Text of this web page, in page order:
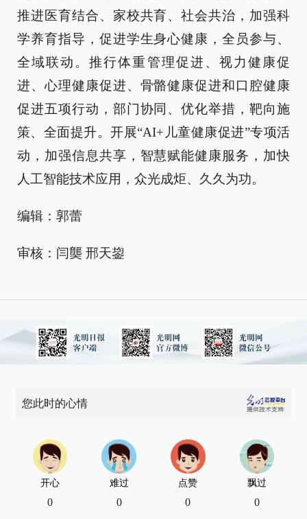
推进医育结合、家校共育、社会共治，加强科
学养育指导，促进学生身心健康，全员参与、
全域联动。推行体重管理促进、视力健康促
进、心理健康促进、骨骼健康促进和口腔健康
促进五项行动，部门协同、优化举措，靶向施
策、全面提升。开展“AI+儿童健康促进”专项活
动，加强信息共享，智慧赋能健康服务，加快
人工智能技术应用，众光成炬、久久为功。
编辑：郭蕾
审核：闫龑 邢天鋆
您此时的心情
开心
0
难过
0
点赞
0
飘过
0